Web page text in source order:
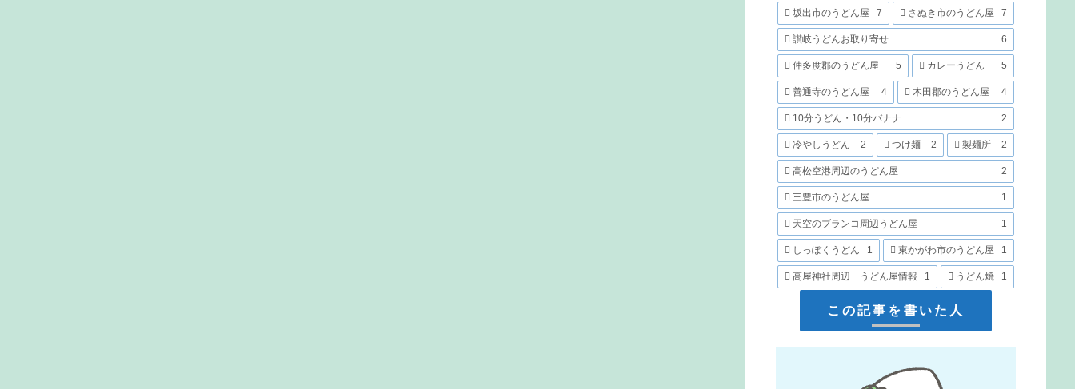
坂出市のうどん屋 7 さぬき市のうどん屋 7
讃岐うどんお取り寄せ 6
仲多度郡のうどん屋 5 カレーうどん 5
善通寺のうどん屋 4 木田郡のうどん屋 4
10分うどん・10分バナナ 2
冷やしうどん 2 つけ麺 2 製麺所 2
高松空港周辺のうどん屋 2
三豊市のうどん屋 1
天空のブランコ周辺うどん屋 1
しっぽくうどん 1 東かがわ市のうどん屋 1
高屋神社周辺 うどん屋情報 1 うどん焼 1
この記事を書いた人